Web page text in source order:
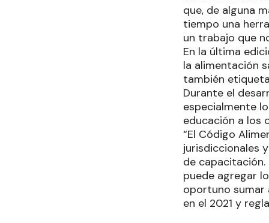
que, de alguna
tiempo una
un trabajo que
En la última
la alimentación
también
Durante el
especialmente
educación a los
“El Código
jurisdiccionales
de
puede agregar
oportuno sumar
en el 2021 y